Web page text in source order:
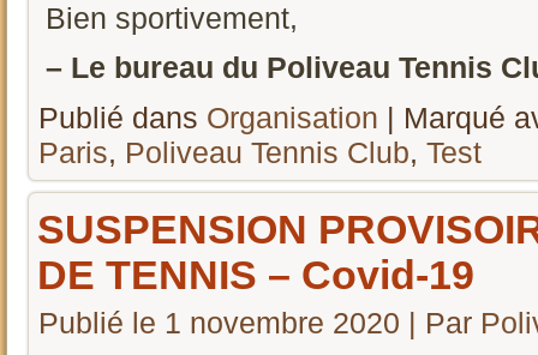
Bien sportivement,
– Le bureau du Poliveau Tennis
Publié dans Organisation | Marqué
Paris, Poliveau Tennis Club, Test
SUSPENSION
DE TENNIS – Covid-19
Publié le 1 novembre 2020 | Par